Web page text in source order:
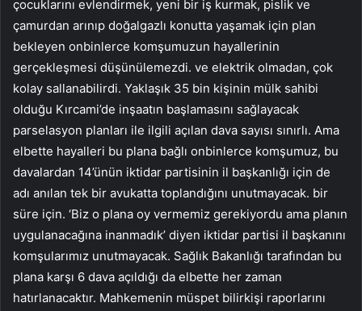
çocuklarını evlendirmek, yeni bir iş kurmak, pislik ve
çamurdan arınıp doğalgazlı konutta yaşamak için plan
bekleyen onbinlerce komşumuzun hayallerinin
gerçekleşmesi düşünülemezdi. ve elektrik olmadan, çok
kolay sallanabilirdi. Yaklaşık 35 bin kişinin mülk sahibi
olduğu Kırcami’de inşaatın başlamasını sağlayacak
parselasyon planları ile ilgili açılan dava sayısı sınırlı. Ama
elbette hayalleri bu plana bağlı onbinlerce komşumuz, bu
davalardan 14’ünün iktidar partisinin il başkanlığı için de
adı anılan tek bir avukatta toplandığını unutmayacak. bir
süre için. ‘Biz o plana oy vermemiz gerekiyordu ama planın
uygulanacağına inanmadık’ diyen iktidar partisi il başkanını
komşularımız unutmayacak. Sağlık Bakanlığı tarafından bu
plana karşı 6 dava açıldığı da elbette her zaman
hatırlanacaktır. Mahkemenin müspet bilirkişi raporlarını